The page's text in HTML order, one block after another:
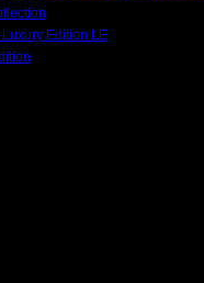
Luxury Edition LE